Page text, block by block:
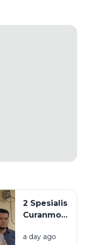
2 Spesialis
Curanmor
Bangkalan
a day ago